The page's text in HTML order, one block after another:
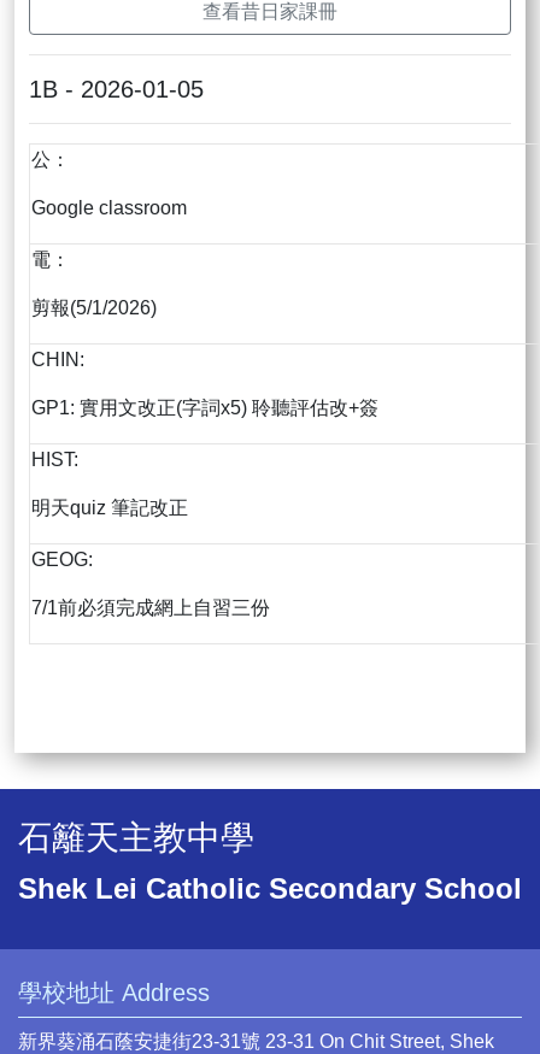
查看昔日家課冊
1B - 2026-01-05
公：
Google classroom
電：
剪報(5/1/2026)
CHIN:
GP1: 實用文改正(字詞x5) 聆聽評估改+簽
HIST:
明天quiz 筆記改正
GEOG:
7/1前必須完成網上自習三份
石籬天主教中學
Shek Lei Catholic Secondary School
學校地址 Address
新界葵涌石蔭安捷街23-31號 23-31 On Chit Street, Shek